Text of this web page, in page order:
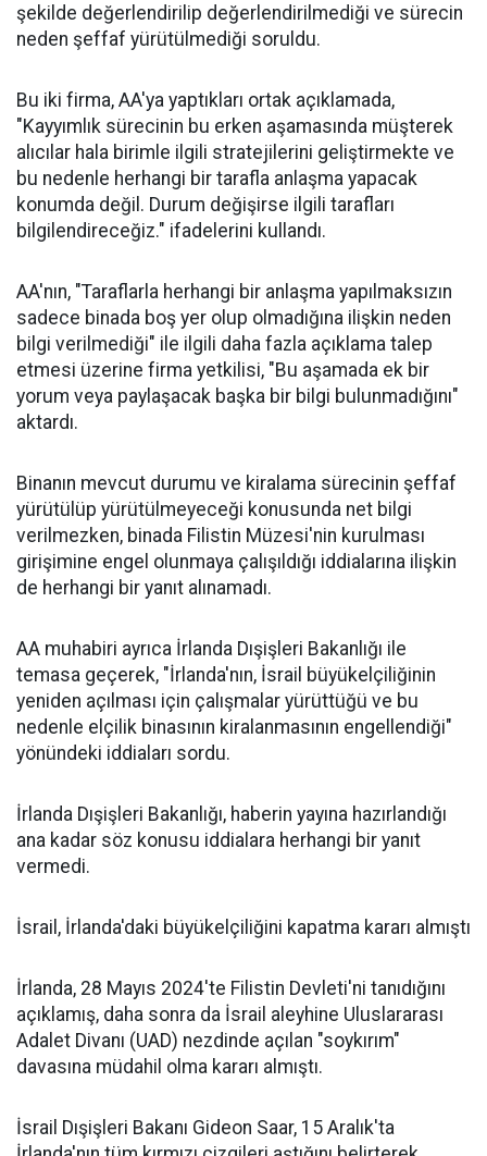
şekilde değerlendirilip değerlendirilmediği ve sürecin
neden şeffaf yürütülmediği soruldu.
Bu iki firma, AA'ya yaptıkları ortak açıklamada,
"Kayyımlık sürecinin bu erken aşamasında müşterek
alıcılar hala birimle ilgili stratejilerini geliştirmekte ve
bu nedenle herhangi bir tarafla anlaşma yapacak
konumda değil. Durum değişirse ilgili tarafları
bilgilendireceğiz." ifadelerini kullandı.
AA'nın, "Taraflarla herhangi bir anlaşma yapılmaksızın
sadece binada boş yer olup olmadığına ilişkin neden
bilgi verilmediği" ile ilgili daha fazla açıklama talep
etmesi üzerine firma yetkilisi, "Bu aşamada ek bir
yorum veya paylaşacak başka bir bilgi bulunmadığını"
aktardı.
Binanın mevcut durumu ve kiralama sürecinin şeffaf
yürütülüp yürütülmeyeceği konusunda net bilgi
verilmezken, binada Filistin Müzesi'nin kurulması
girişimine engel olunmaya çalışıldığı iddialarına ilişkin
de herhangi bir yanıt alınamadı.
AA muhabiri ayrıca İrlanda Dışişleri Bakanlığı ile
temasa geçerek, "İrlanda'nın, İsrail büyükelçiliğinin
yeniden açılması için çalışmalar yürüttüğü ve bu
nedenle elçilik binasının kiralanmasının engellendiği"
yönündeki iddiaları sordu.
İrlanda Dışişleri Bakanlığı, haberin yayına hazırlandığı
ana kadar söz konusu iddialara herhangi bir yanıt
vermedi.
İsrail, İrlanda'daki büyükelçiliğini kapatma kararı almıştı
İrlanda, 28 Mayıs 2024'te Filistin Devleti'ni tanıdığını
açıklamış, daha sonra da İsrail aleyhine Uluslararası
Adalet Divanı (UAD) nezdinde açılan "soykırım"
davasına müdahil olma kararı almıştı.
İsrail Dışişleri Bakanı Gideon Saar, 15 Aralık'ta